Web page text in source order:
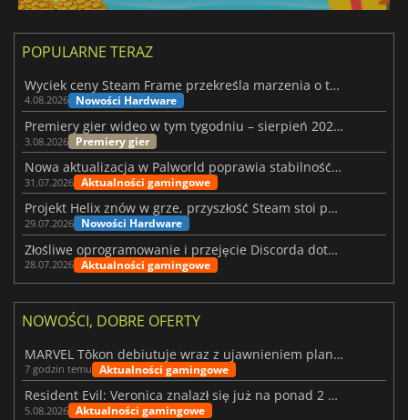
POPULARNE TERAZ
Wyciek ceny Steam Frame przekreśla marzenia o tanim zestawie VR
4.08.2026 Nowości Hardware
Premiery gier wideo w tym tygodniu – sierpień 2026 r. (32. tydzień)
3.08.2026 Premiery gier
Nowa aktualizacja w Palworld poprawia stabilność Sunreach i walk z bossami
31.07.2026 Aktualności gamingowe
Projekt Helix znów w grze, przyszłość Steam stoi pod znakiem zapytania
29.07.2026 Nowości Hardware
Złośliwe oprogramowanie i przejęcie Discorda dotknęły Meccha Chameleon
28.07.2026 Aktualności gamingowe
NOWOŚCI, DOBRE OFERTY
MARVEL Tōkon debiutuje wraz z ujawnieniem planu rozwoju na pierwszy rok
7 godzin temu Aktualności gamingowe
Resident Evil: Veronica znalazł się już na ponad 2 milionach list życzeń
5.08.2026 Aktualności gamingowe